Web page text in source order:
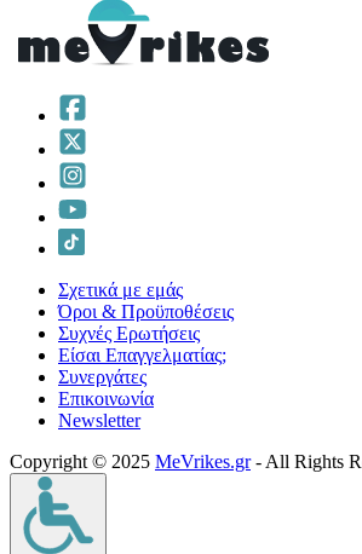
Σχετικά με εμάς
Όροι & Προϋποθέσεις
Συχνές Ερωτήσεις
Είσαι Επαγγελματίας;
Συνεργάτες
Επικοινωνία
Νewsletter
Copyright © 2025 MeVrikes.gr- All Rights